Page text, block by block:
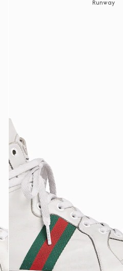
Runway